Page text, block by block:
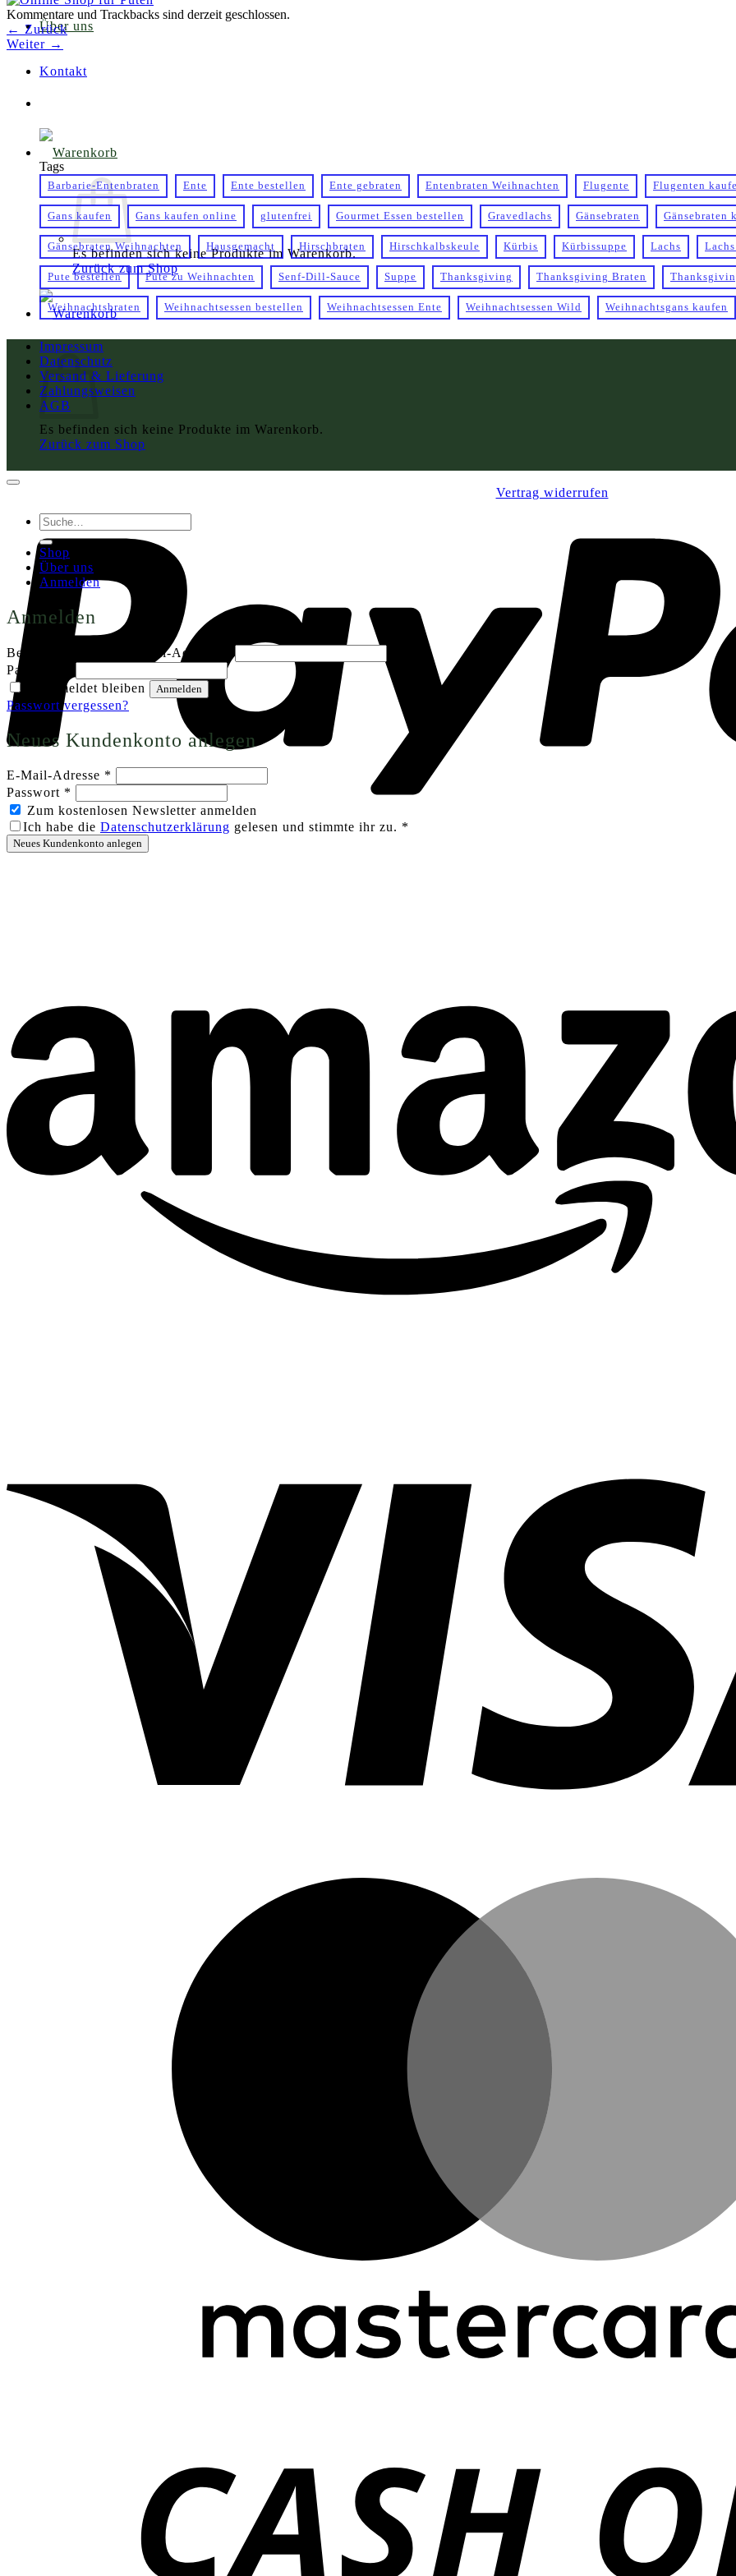
Über uns
Kontakt
Es befinden sich keine Produkte im Warenkorb.
Zurück zum Shop
Warenkorb
Es befinden sich keine Produkte im Warenkorb.
Zurück zum Shop
Kommentare und Trackbacks sind derzeit geschlossen.
← Zurück
Weiter →
Tags
Barbarie-Entenbraten Ente Ente bestellen Ente gebraten Entenbraten Weihnachten Flugente Flugenten
Gans kaufen Gans kaufen online glutenfrei Gourmet Essen bestellen Gravedlachs Gänsebraten Gänsebraten
Gänsebraten Weihnachten Hausgemacht Hirschbraten Hirschkalbskeule Kürbis Kürbissuppe Lachs
Pute bestellen Pute zu Weihnachten Senf-Dill-Sauce Suppe Thanksgiving Thanksgiving Braten
Weihnachtsbraten Weihnachtsessen bestellen Weihnachtsessen Ente Weihnachtsessen Wild Weihnachtsgans kaufen
Impressum
Datenschutz
Versand & Lieferung
Zahlungsweisen
AGB
Vertrag widerrufen
Suche
nach:
Shop
Über uns
Anmelden
Anmelden
Benutzername oder E-Mail-Adresse
Passwort
Angemeldet bleiben
Anmelden
Passwort vergessen?
Neues Kundenkonto anlegen
E-Mail-Adresse *
Passwort *
Zum kostenlosen Newsletter anmelden
Ich habe die Datenschutzerklärung gelesen und stimmte ihr zu. *
Neues Kundenkonto anlegen